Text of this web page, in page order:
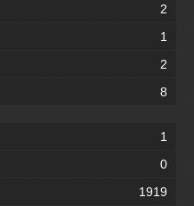
2
1
2
8
1
0
1919